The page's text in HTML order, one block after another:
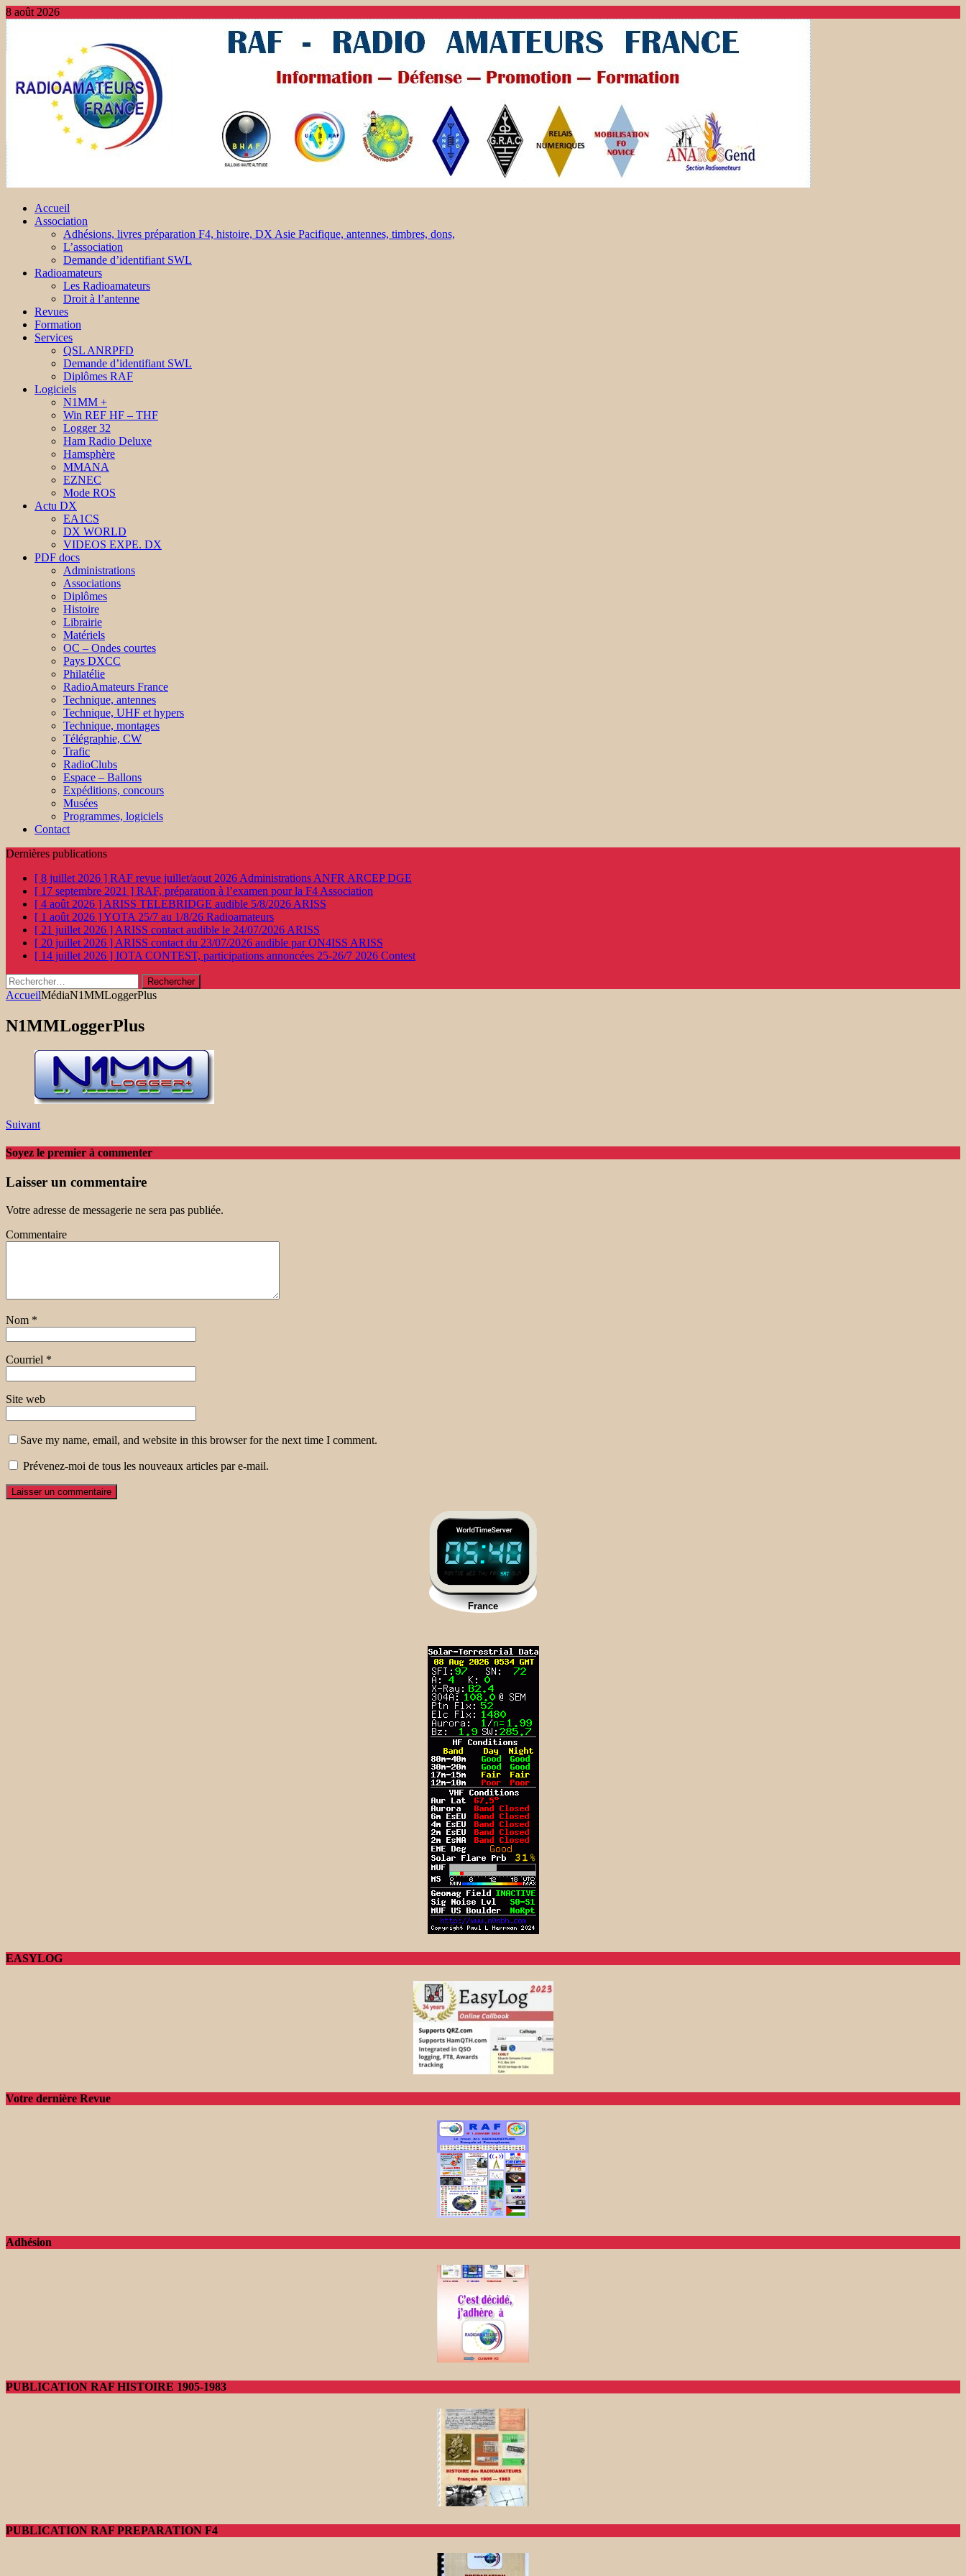
8 août 2026
Accueil
Association
Adhésions, livres préparation F4, histoire, DX Asie Pacifique, antennes, timbres, dons,
L’association
Demande d’identifiant SWL
Radioamateurs
Les Radioamateurs
Droit à l’antenne
Revues
Formation
Services
QSL ANRPFD
Demande d’identifiant SWL
Diplômes RAF
Logiciels
N1MM +
Win REF HF – THF
Logger 32
Ham Radio Deluxe
Hamsphère
MMANA
EZNEC
Mode ROS
Actu DX
EA1CS
DX WORLD
VIDEOS EXPE. DX
PDF docs
Administrations
Associations
Diplômes
Histoire
Librairie
Matériels
OC – Ondes courtes
Pays DXCC
Philatélie
RadioAmateurs France
Technique, antennes
Technique, UHF et hypers
Technique, montages
Télégraphie, CW
Trafic
RadioClubs
Espace – Ballons
Expéditions, concours
Musées
Programmes, logiciels
Contact
Dernières publications
[ 8 juillet 2026 ] RAF revue juillet/aout 2026 Administrations ANFR ARCEP DGE
[ 17 septembre 2021 ] RAF, préparation à l’examen pour la F4 Association
[ 4 août 2026 ] ARISS TELEBRIDGE audible 5/8/2026 ARISS
[ 1 août 2026 ]YOTA 25/7 au 1/8/26 Radioamateurs
[ 21 juillet 2026 ] ARISS contact audible le 24/07/2026 ARISS
[ 20 juillet 2026 ] ARISS contact du 23/07/2026 audible par ON4ISS ARISS
[ 14 juillet 2026 ] IOTA CONTEST, participations annoncées 25-26/7 2026 Contest
Rechercher :
AccueilMédiaN1MMLoggerPlus
N1MMLoggerPlus
Suivant
Soyez le premier à commenter
Laisser un commentaire
Votre adresse de messagerie ne sera pas publiée.
Commentaire
Nom *
Courriel *
Site web
Save my name, email, and website in this browser for the next time I comment.
Prévenez-moi de tous les nouveaux articles par e-mail.
EASYLOG
Votre dernière Revue
Adhésion
PUBLICATION RAF HISTOIRE 1905-1983
PUBLICATION RAF PREPARATION F4